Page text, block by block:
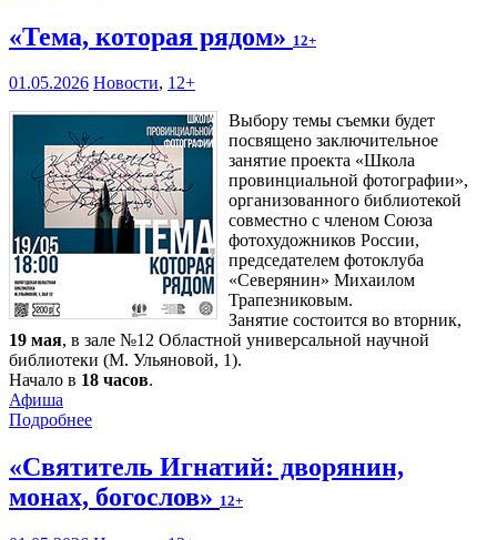
«Тема, которая рядом» 12+
01.05.2026 Новости, 12+
Выбору темы съемки будет
посвящено заключительное
занятие проекта «Школа
провинциальной фотографии»,
организованного библиотекой
совместно с членом Союза
фотохудожников России,
председателем фотоклуба
«Северянин» Михаилом
Трапезниковым.
Занятие состоится во вторник,
19 мая, в зале №12 Областной универсальной научной
библиотеки (М. Ульяновой, 1).
Начало в 18 часов.
Афиша
Подробнее
«Святитель Игнатий: дворянин,
монах, богослов» 12+